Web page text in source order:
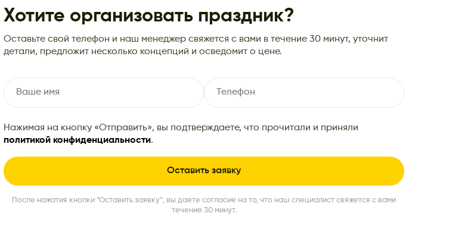
Хотите организовать праздник?
Оставьте свой телефон и наш менеджер свяжется с вами в течение 30 минут, уточнит
детали, предложит несколько концепций и осведомит о цене.
Нажимая на кнопку «Отправить», вы подтверждаете, что прочитали и приняли
политикой конфиденциальности.
После нажатия кнопки “Оставить заявку”, вы даете согласие на то, что наш специалист свяжется с вами
течение 30 минут.